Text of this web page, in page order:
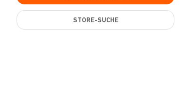
STORE-SUCHE